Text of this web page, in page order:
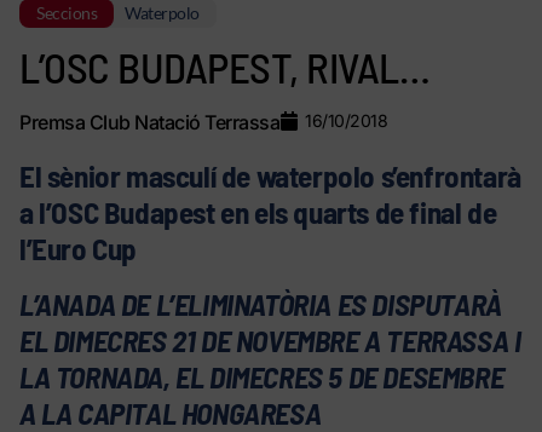
Seccions Waterpolo
L’OSC BUDAPEST, RIVAL…
Premsa Club Natació Terrassa 16/10/2018
El sènior masculí de waterpolo s’enfrontarà
a l’OSC Budapest en els quarts de final de
l’Euro Cup
L’ANADA DE L’ELIMINATÒRIA ES DISPUTARÀ
EL DIMECRES 21 DE NOVEMBRE A TERRASSA I
LA TORNADA, EL DIMECRES 5 DE DESEMBRE
A LA CAPITAL HONGARESA